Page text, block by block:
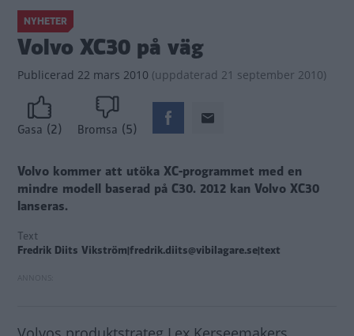
NYHETER
Volvo XC30 på väg
Publicerad 22 mars 2010 (uppdaterad 21 september 2010)
Gasa (2) Bromsa (5)
Volvo kommer att utöka XC-programmet med en
mindre modell baserad på C30. 2012 kan Volvo XC30
lanseras.
Text
Fredrik Diits Vikström|fredrik.diits@vibilagare.se|text